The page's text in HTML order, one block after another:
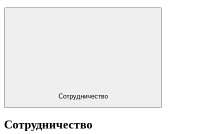
Сотрудничество
Сотрудничество